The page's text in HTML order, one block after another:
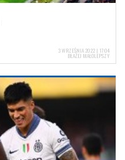
3 WRZEŚNIA 2022 | 17:04
BŁAŻEJ MAŁOLEPSZY